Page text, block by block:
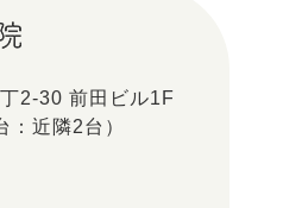
2-30 前田ビル1F
近隣2台）